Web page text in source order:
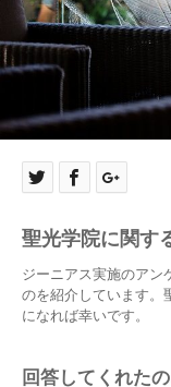
聖光学院に関す
ジーニアス実施のアン
のを紹介しています。
になれば幸いです。
回答してくれた